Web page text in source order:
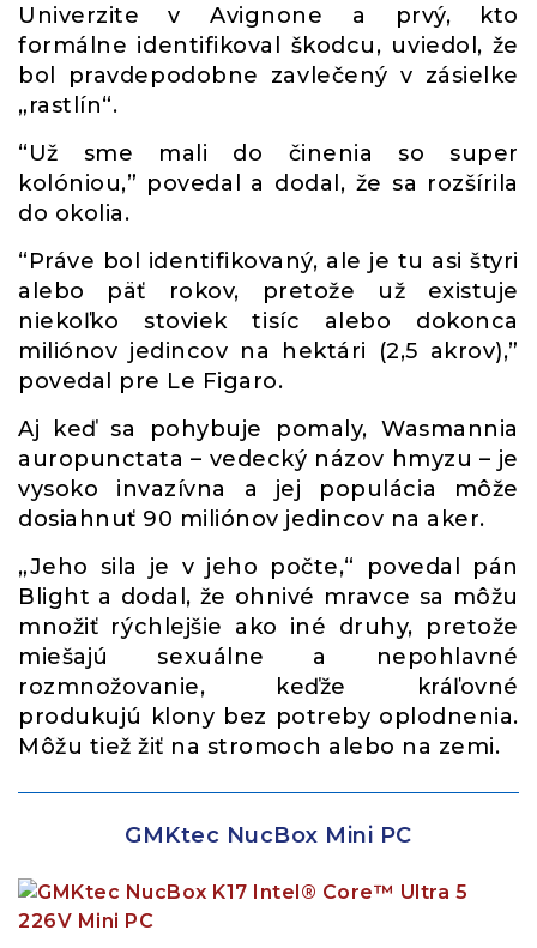
Univerzite v Avignone a prvý, kto
formálne identifikoval škodcu, uviedol, že
bol pravdepodobne zavlečený v zásielke
„rastlín“.
“Už sme mali do činenia so super
kolóniou,” povedal a dodal, že sa rozšírila
do okolia.
“Práve bol identifikovaný, ale je tu asi štyri
alebo päť rokov, pretože už existuje
niekoľko stoviek tisíc alebo dokonca
miliónov jedincov na hektári (2,5 akrov),”
povedal pre Le Figaro.
Aj keď sa pohybuje pomaly, Wasmannia
auropunctata – vedecký názov hmyzu – je
vysoko invazívna a jej populácia môže
dosiahnuť 90 miliónov jedincov na aker.
„Jeho sila je v jeho počte,“ povedal pán
Blight a dodal, že ohnivé mravce sa môžu
množiť rýchlejšie ako iné druhy, pretože
miešajú sexuálne a nepohlavné
rozmnožovanie, keďže kráľovné
produkujú klony bez potreby oplodnenia.
Môžu tiež žiť na stromoch alebo na zemi.
GMKtec NucBox Mini PC